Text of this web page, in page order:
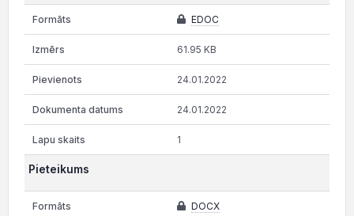
EDOC
61.95 KB
24.01.2022
24.01.2022
1
Pieteikums
DOCX